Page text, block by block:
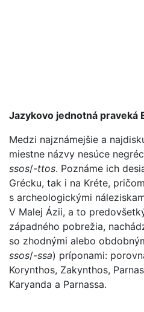
Jazykovo jednotná praveká
Medzi najznámejšie a
miestne názvy nesúce
ssos/-ttos. Poznáme ich
Grécku, tak i na Kréte,
s archeologickými
V Malej Ázii, a to
západného pobrežia,
so zhodnými alebo
ssos/-ssa) príponami:
Korynthos, Zakynthos,
Karyanda a Parnassa.